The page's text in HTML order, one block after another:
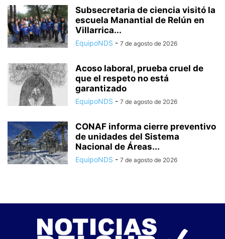
Subsecretaria de ciencia visitó la
escuela Manantial de Relún en
Villarrica...
EquipoNDS - 7 de agosto de 2026
Acoso laboral, prueba cruel de
que el respeto no está
garantizado
EquipoNDS - 7 de agosto de 2026
CONAF informa cierre preventivo
de unidades del Sistema
Nacional de Áreas...
EquipoNDS - 7 de agosto de 2026